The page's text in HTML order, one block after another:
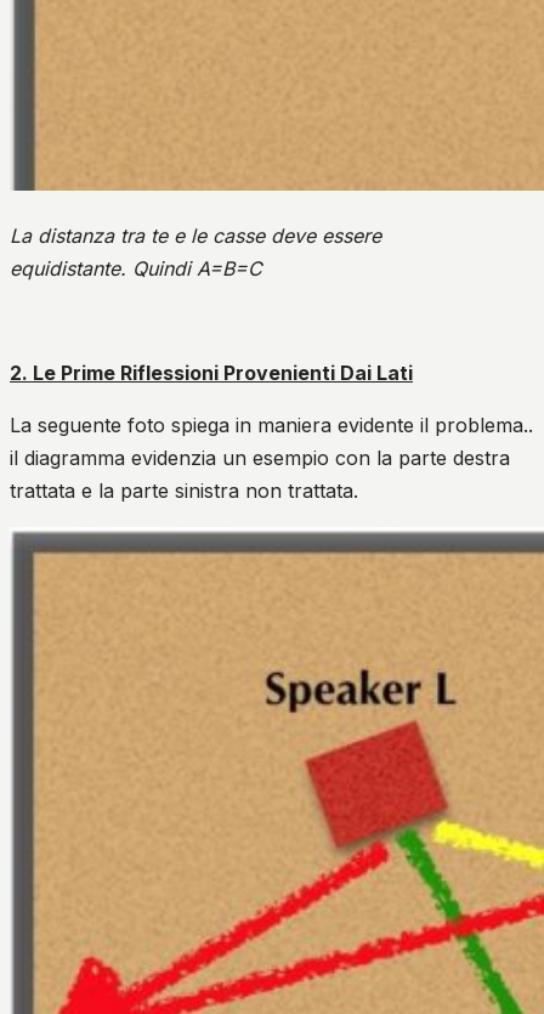
La distanza tra te e le casse deve essere
equidistante. Quindi A=B=C
2. Le Prime Riflessioni Provenienti Dai Lati
La seguente foto spiega in maniera evidente il problema..
il diagramma evidenzia un esempio con la parte destra
trattata e la parte sinistra non trattata.